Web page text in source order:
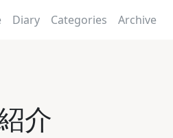
Diary Categories Archive
介